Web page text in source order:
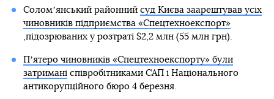
Соломʼянський районний суд Києва заарештував усіх
чиновників підприємства «Спецтехноекспорт»
,підозрюваних у розтраті $2,2 млн (55 млн грн).
Пʼятеро чиновників «Спецтехноекспорту» були
затриманіспівробітниками САП і Національного
антикорупційного бюро 4 березня.